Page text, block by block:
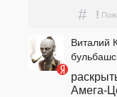
# !
Виталий
Амега-